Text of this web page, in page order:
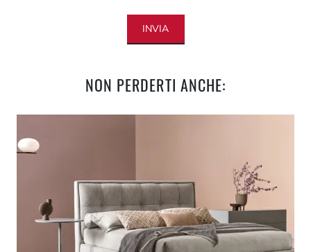
INVIA
NON PERDERTI ANCHE: